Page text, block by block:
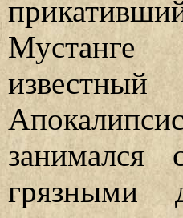
занимался
грязными